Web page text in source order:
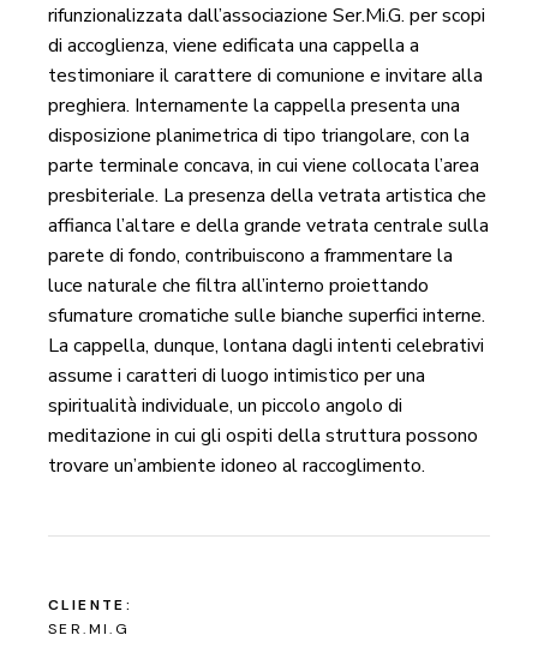
rifunzionalizzata dall’associazione Ser.Mi.G. per scopi
di accoglienza, viene edificata una cappella a
testimoniare il carattere di comunione e invitare alla
preghiera. Internamente la cappella presenta una
disposizione planimetrica di tipo triangolare, con la
parte terminale concava, in cui viene collocata l’area
presbiteriale. La presenza della vetrata artistica che
affianca l’altare e della grande vetrata centrale sulla
parete di fondo, contribuiscono a frammentare la
luce naturale che filtra all’interno proiettando
sfumature cromatiche sulle bianche superfici interne.
La cappella, dunque, lontana dagli intenti celebrativi
assume i caratteri di luogo intimistico per una
spiritualità individuale, un piccolo angolo di
meditazione in cui gli ospiti della struttura possono
trovare un’ambiente idoneo al raccoglimento.
CLIENTE:
SER.MI.G